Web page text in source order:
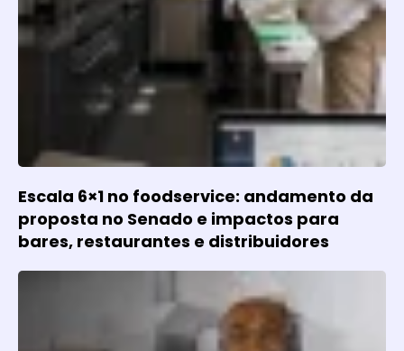
Escala 6×1 no foodservice: andamento da
proposta no Senado e impactos para
bares, restaurantes e distribuidores